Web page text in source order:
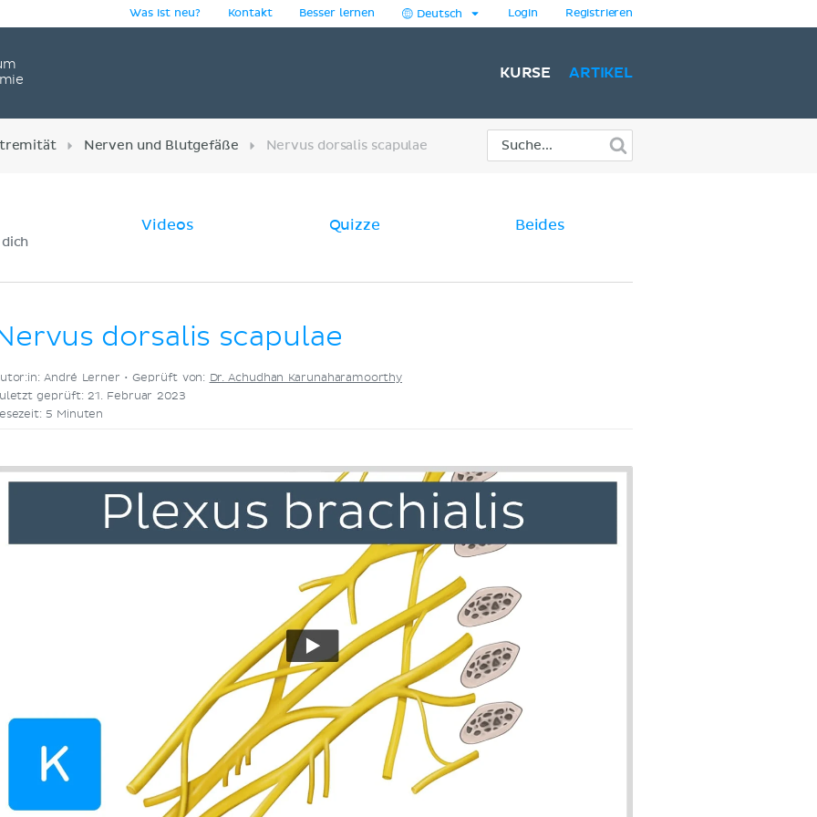
Was ist neu? Kontakt Besser lernen Deutsch Login Registrieren
KURSE ARTIKEL
Nerven und Blutgefäße Nervus dorsalis scapulae
Videos Quizze Beides
dorsalis scapulae
André Lerner •Geprüft von: Dr. Achudhan Karunaharamoorthy
geprüft: 21. Februar 2023
5 Minuten